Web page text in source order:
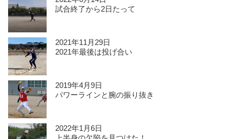
試合終了から2日たって
2021年11月29日
2021年最後は投げ合い
2019年4月9日
パワーラインと腕の振り抜き
2022年1月6日